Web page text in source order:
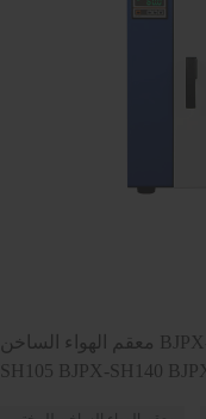
معقم الهواء الساخن BJPX-SH23 BJPX-SH55 BJPX-SH88 BJPX-
SH105 BJPX-SH140